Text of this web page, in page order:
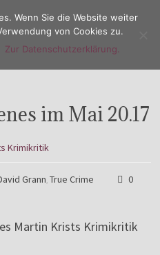
Menu
im Mai 20.17
Krimikritik
Grann,True Crime
0
Wenn Sie die Website weiter
von Cookies zu.
Zur Datenschutzerklärung.